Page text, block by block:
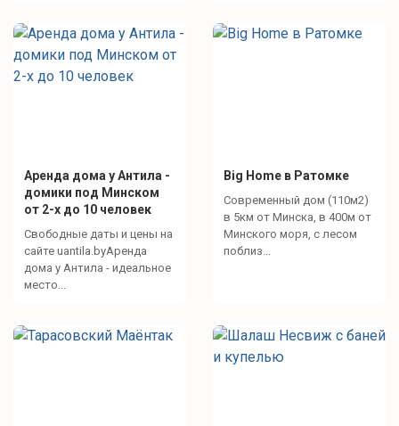
Аренда дома у Антила -
домики под Минском
от 2-х до 10 человек
Свободные даты и цены на
сайте uantila.byАренда
дома у Антила - идеальное
место...
Big Home в Ратомке
Современный дом (110м2)
в 5км от Минска, в 400м от
Минского моря, с лесом
поблиз...